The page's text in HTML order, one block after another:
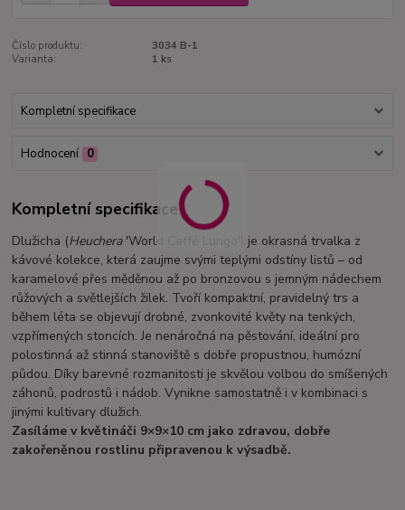
Číslo produktu:
3034 B-1
Varianta:
1 ks
Kompletní specifikace
Hodnocení 0
Kompletní specifikace
Dlužicha (Heuchera'World Caffé Lungo') je okrasná trvalka z
kávové kolekce, která zaujme svými teplými odstíny listů – od
karamelové přes měděnou až po bronzovou s jemným nádechem
růžových a světlejších žilek. Tvoří kompaktní, pravidelný trs a
během léta se objevují drobné, zvonkovité květy na tenkých,
vzpřímených stoncích. Je nenáročná na pěstování, ideální pro
polostinná až stinná stanoviště s dobře propustnou, humózní
půdou. Díky barevné rozmanitosti je skvělou volbou do smíšených
záhonů, podrostů i nádob. Vynikne samostatně i v kombinaci s
jinými kultivary dlužich.
Zasíláme v květináči 9×9×10 cm jako zdravou, dobře
zakořeněnou rostlinu připravenou k výsadbě.